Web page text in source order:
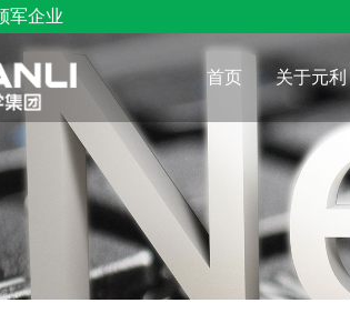
军企业
首页 关于元利